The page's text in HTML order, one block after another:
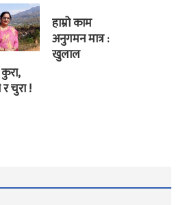
चुरा !
हाम्रो काम
अनुगमन मात्र :
खुलाल